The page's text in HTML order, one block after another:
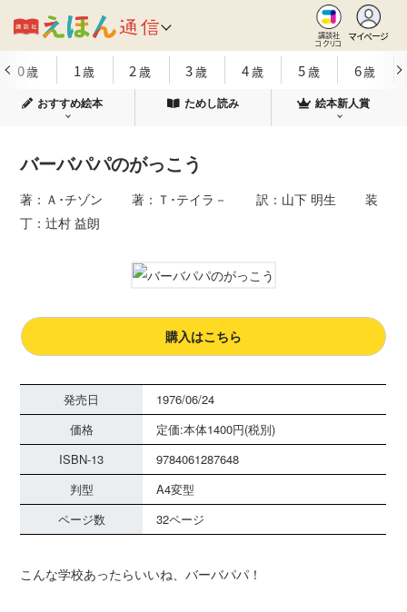
講談社
コクリコ
マイページ
0歳 1歳 2 歳 3歳 4歳 5歳 6歳
おすすめ絵本 ためし読み 絵本新人賞
バーバパパのがっこう
著：Ａ･チゾン 著：Ｔ･テイラ－ 訳：山下 明生 装
丁：辻村 益朗
購入はこちら
発売日
1976/06/24
価格
定価:本体1400円(税別)
ISBN-13
9784061287648
判型
A4変型
ページ数
32ページ
こんな学校あったらいいね、バーバパパ！